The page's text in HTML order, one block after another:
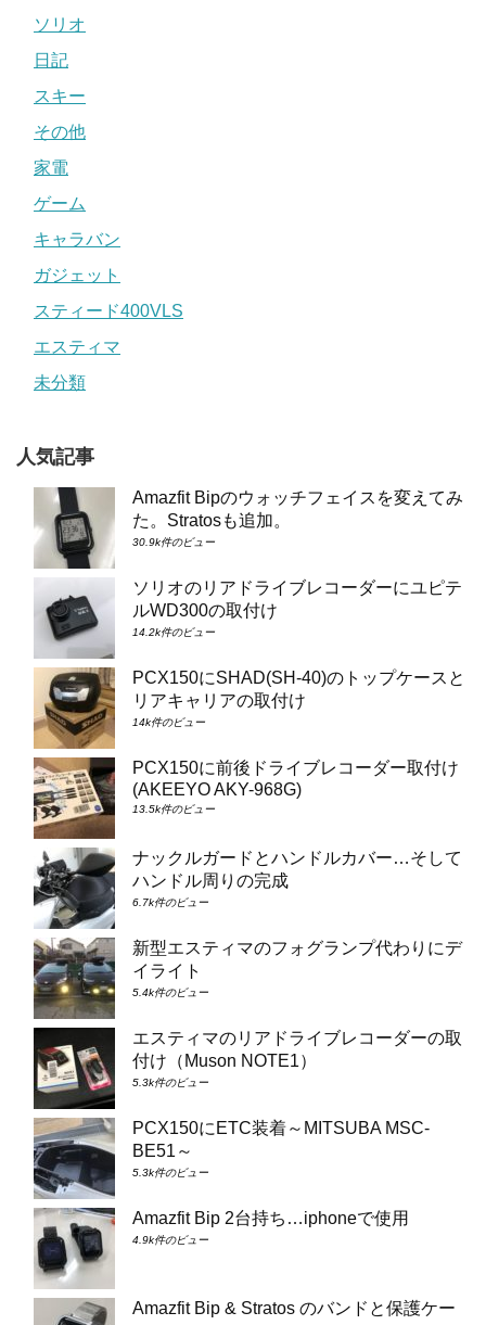
ソリオ
日記
スキー
その他
家電
ゲーム
キャラバン
ガジェット
スティード400VLS
エスティマ
未分類
人気記事
Amazfit Bipのウォッチフェイスを変えてみ
た。Stratosも追加。
30.9k件のビュー
ソリオのリアドライブレコーダーにユピテ
ルWD300の取付け
14.2k件のビュー
PCX150にSHAD(SH-40)のトップケースと
リアキャリアの取付け
14k件のビュー
PCX150に前後ドライブレコーダー取付け
(AKEEYO AKY-968G)
13.5k件のビュー
ナックルガードとハンドルカバー…そして
ハンドル周りの完成
6.7k件のビュー
新型エスティマのフォグランプ代わりにデ
イライト
5.4k件のビュー
エスティマのリアドライブレコーダーの取
付け（Muson NOTE1）
5.3k件のビュー
PCX150にETC装着～MITSUBA MSC-
BE51～
5.3k件のビュー
Amazfit Bip 2台持ち…iphoneで使用
4.9k件のビュー
Amazfit Bip & Stratos のバンドと保護ケー